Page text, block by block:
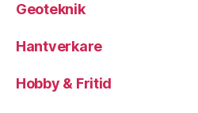
Geoteknik
Hantverkare
Hobby & Fritid